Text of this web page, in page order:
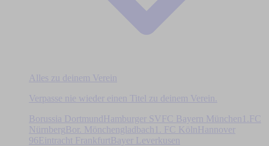
Alles zu deinem Verein
Verpasse nie wieder einen Titel zu deinem Verein.
Borussia DortmundHamburger SV FC Bayern München
1.FC
Nürnberg Bor. Mönchengladbach 1. FC Köln
Hannover
96Eintracht Frankfurt Bayer Leverkusen